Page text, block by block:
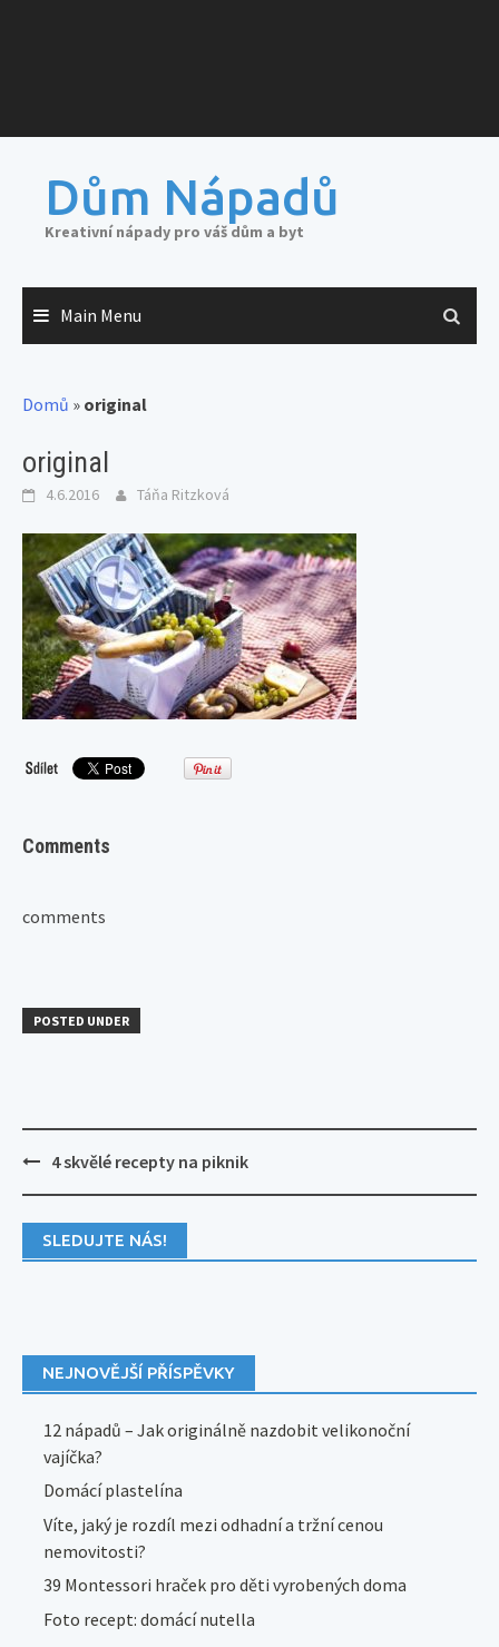
Dům Nápadů
Kreativní nápady pro váš dům a byt
Main Menu
Domů » original
original
4.6.2016 Táňa Ritzková
Comments
comments
POSTED UNDER
Post
navigation
4 skvělé recepty na piknik
SLEDUJTE NÁS!
NEJNOVĚJŠÍ PŘÍSPĚVKY
12 nápadů – Jak originálně nazdobit velikonoční
vajíčka?
Domácí plastelína
Víte, jaký je rozdíl mezi odhadní a tržní cenou
nemovitosti?
39 Montessori hraček pro děti vyrobených doma
Foto recept: domácí nutella